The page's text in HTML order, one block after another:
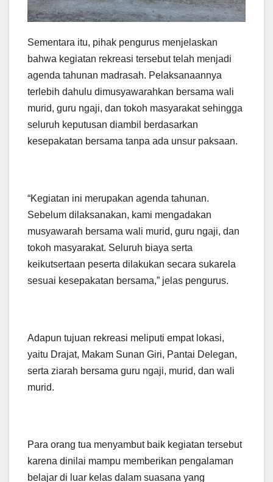
Sementara itu, pihak pengurus menjelaskan
bahwa kegiatan rekreasi tersebut telah menjadi
agenda tahunan madrasah. Pelaksanaannya
terlebih dahulu dimusyawarahkan bersama wali
murid, guru ngaji, dan tokoh masyarakat sehingga
seluruh keputusan diambil berdasarkan
kesepakatan bersama tanpa ada unsur paksaan.
“Kegiatan ini merupakan agenda tahunan.
Sebelum dilaksanakan, kami mengadakan
musyawarah bersama wali murid, guru ngaji, dan
tokoh masyarakat. Seluruh biaya serta
keikutsertaan peserta dilakukan secara sukarela
sesuai kesepakatan bersama,” jelas pengurus.
Adapun tujuan rekreasi meliputi empat lokasi,
yaitu Drajat, Makam Sunan Giri, Pantai Delegan,
serta ziarah bersama guru ngaji, murid, dan wali
murid.
Para orang tua menyambut baik kegiatan tersebut
karena dinilai mampu memberikan pengalaman
belajar di luar kelas dalam suasana yang